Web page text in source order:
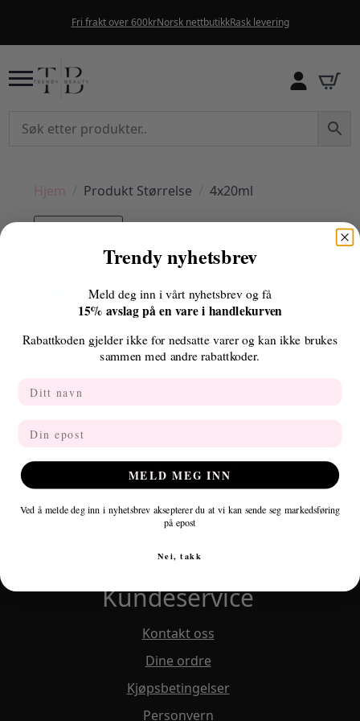
Fri frakt over 600krNorsk nettbutikkRask levering
Hjem Produkt Størrelse 4x20ml
Fant ingen produkter som passet med
valgene dine.
Trendybeauty.no
Din ønskeliste
Kundeservice
Kontakt oss
Dine ordre
Kjøpsbetingelser
Personvern
Trendy nyhetsbrev
Meld deg inn i vårt nyhetsbrev og få
15% avslag på en vare i handlekurven
Rabattkoden gjelder ikke for nedsatte varer og kan ikke brukes
sammen med andre rabattkoder.
Navn
Email
MELD MEG INN
Ved å melde deg inn i nyhetsbrev aksepterer du at vi kan sende seg markedsføring
på epost
Nei, takk